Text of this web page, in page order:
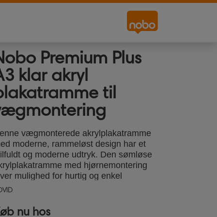
Premium Plus
klar akryl
til
vægmonterede akrylplakatramme
moderne, rammeløst design har et
og moderne udtryk. Den sømløse
med hjørnemontering
mulighed for hurtig og enkel
af indhold i høj- eller
beskyttes. Akryloverfladen
nu hos